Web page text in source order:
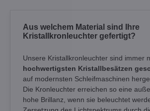
Aus welchem Material sind Ihre
Kristallkronleuchter gefertigt?
Unsere Kristallkronleuchter sind immer
hochwertigsten Kristallbesätzen
auf modernsten Schleifmaschinen
Die Kronleuchter erreichen so eine
hohe Brillanz, wenn sie beleuchtet